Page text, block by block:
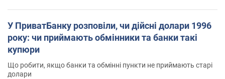
У ПриватБанку розповіли, чи дійсні долари 1996
року: чи приймають обмінники та банки такі
купюри
Що робити, якщо банки та обмінні пункти не приймають старі
долари